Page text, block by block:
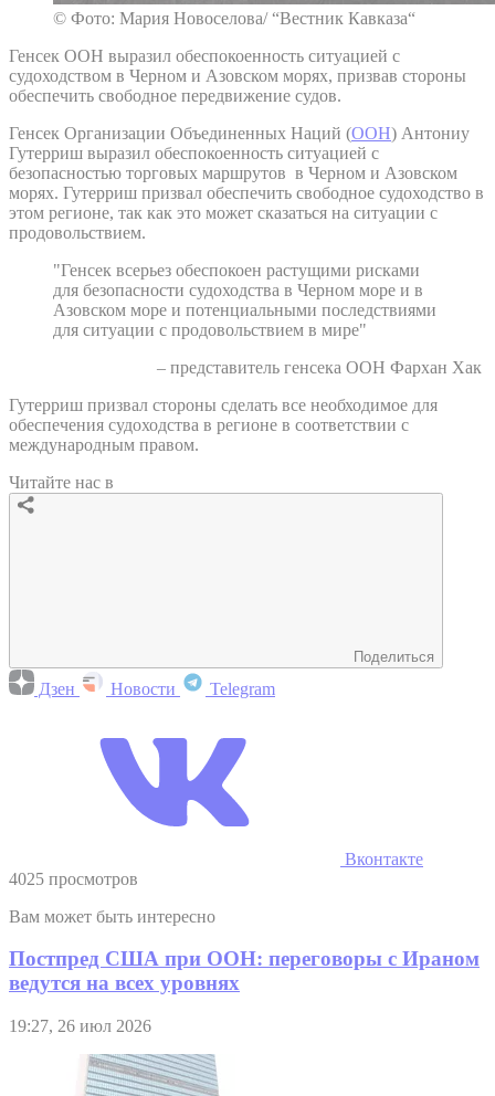
© Фото: Мария Новоселова/ “Вестник Кавказа“
Генсек ООН выразил обеспокоенность ситуацией с
судоходством в Черном и Азовском морях, призвав стороны
обеспечить свободное передвижение судов.
Генсек Организации Объединенных Наций (ООН) Антониу
Гутерриш выразил обеспокоенность ситуацией с
безопасностью торговых маршрутов в Черном и Азовском
морях. Гутерриш призвал обеспечить свободное судоходство в
этом регионе, так как это может сказаться на ситуации с
продовольствием.
"Генсек всерьез обеспокоен растущими рисками
для безопасности судоходства в Черном море и в
Азовском море и потенциальными последствиями
для ситуации с продовольствием в мире"
– представитель генсека ООН Фархан Хак
Гутерриш призвал стороны сделать все необходимое для
обеспечения судоходства в регионе в соответствии с
международным правом.
Читайте нас в
Поделиться
Дзен Новости Telegram
Вконтакте
4025 просмотров
Вам может быть интересно
Постпред США при ООН: переговоры с Ираном
ведутся на всех уровнях
19:27, 26 июл 2026